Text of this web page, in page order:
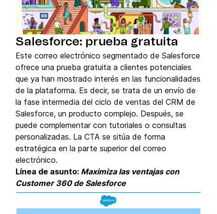
Salesforce: prueba gratuita
Este correo electrónico segmentado de Salesforce
ofrece una prueba gratuita a clientes potenciales
que ya han mostrado interés en las funcionalidades
de la plataforma. Es decir, se trata de un envío de
la fase intermedia del ciclo de ventas del CRM de
Salesforce, un producto complejo. Después, se
puede complementar con tutoriales o consultas
personalizadas. La CTA se sitúa de forma
estratégica en la parte superior del correo
electrónico.
Línea de asunto: Maximiza las ventajas con
Customer 360 de Salesforce